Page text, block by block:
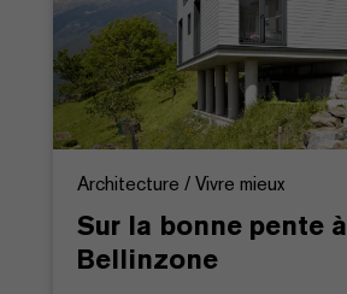
Architecture / Vivre mieux
Sur la bonne pente à
Bellinzone